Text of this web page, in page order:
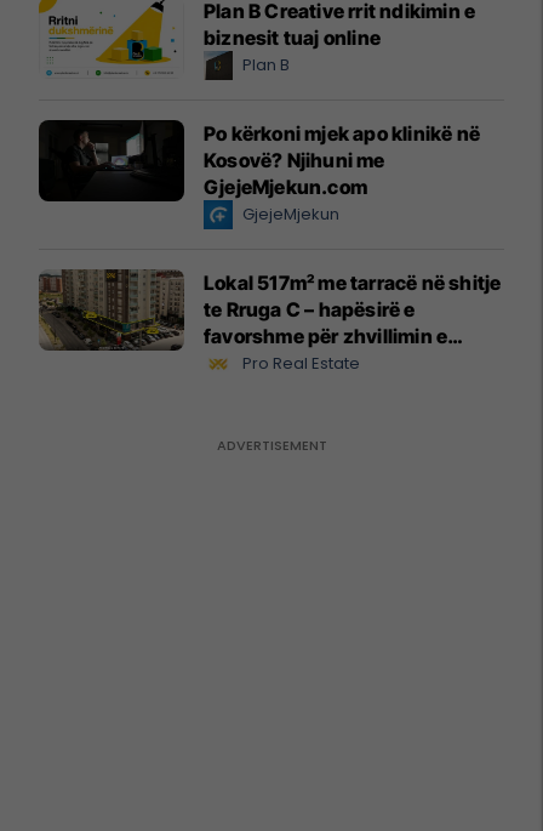
Plan B Creative rrit ndikimin e
biznesit tuaj online
Plan B
Po kërkoni mjek apo klinikë në
Kosovë? Njihuni me
GjejeMjekun.com
GjejeMjekun
Lokal 517m² me tarracë në shitje
te Rruga C – hapësirë e
favorshme për zhvillimin e
biznesit #15796
Pro Real Estate